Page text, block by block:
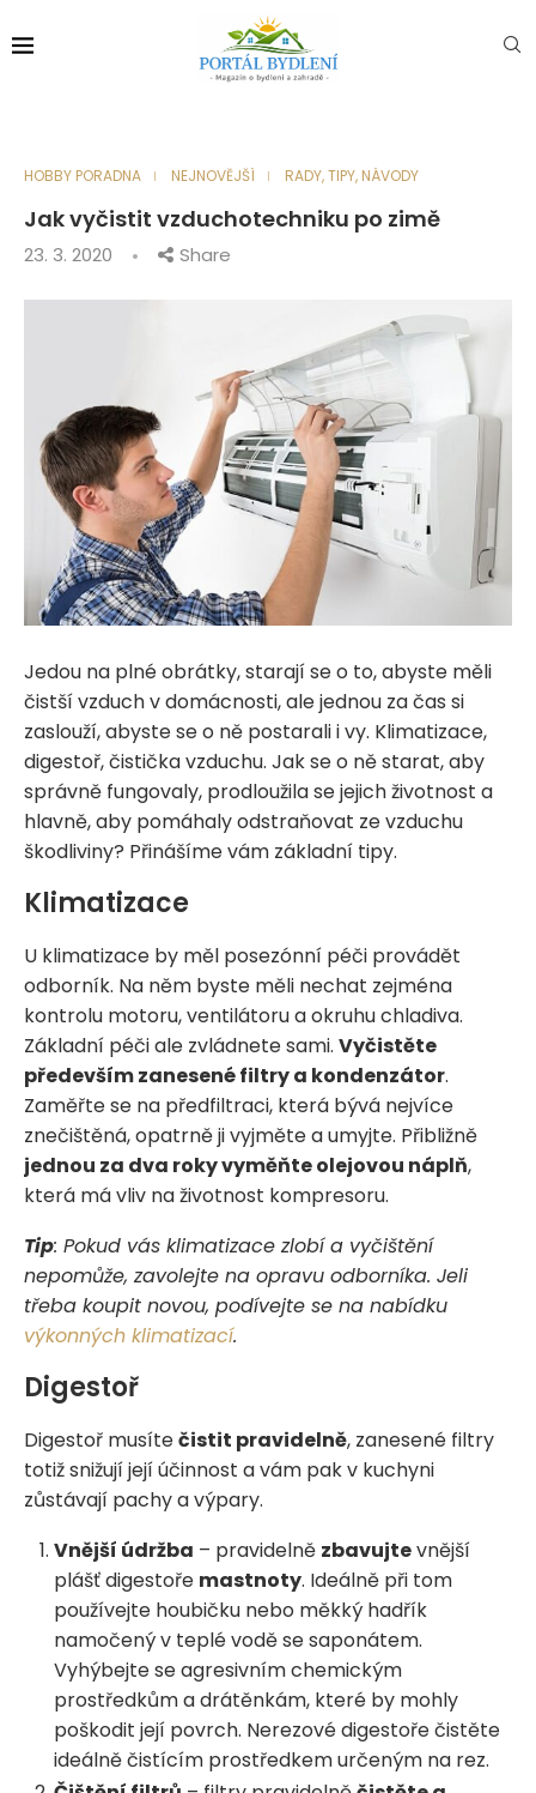
HOBBY PORADNA NEJNOVĚJŠÍ RADY, TIPY, NÁVODY
Jak vyčistit vzduchotechniku po zimě
23. 3. 2020 Share
Jedou na plné obrátky, starají se o to, abyste měli
čistší vzduch v domácnosti, ale jednou za čas si
zaslouží, abyste se o ně postarali i vy. Klimatizace,
digestoř, čistička vzduchu. Jak se o ně starat, aby
správně fungovaly, prodloužila se jejich životnost a
hlavně, aby pomáhaly odstraňovat ze vzduchu
škodliviny? Přinášíme vám základní tipy.
Klimatizace
U klimatizace by měl posezónní péči provádět
odborník. Na něm byste měli nechat zejména
kontrolu motoru, ventilátoru a okruhu chladiva.
Základní péči ale zvládnete sami. Vyčistěte
především zanesené filtry a kondenzátor.
Zaměřte se na předfiltraci, která bývá nejvíce
znečištěná, opatrně ji vyjměte a umyjte. Přibližně
jednou za dva roky vyměňte olejovou náplň,
která má vliv na životnost kompresoru.
Tip: Pokud vás klimatizace zlobí a vyčištění
nepomůže, zavolejte na opravu odborníka. Jeli
třeba koupit novou, podívejte se na nabídku
výkonných klimatizací.
Digestoř
Digestoř musítečistit pravidelně, zanesené filtry
totiž snižují její účinnost a vám pak v kuchyni
zůstávají pachy a výpary.
Vnější údržba – pravidelně zbavujtevnější
plášť digestoře mastnoty. Ideálně při tom
používejte houbičku nebo měkký hadřík
namočený v teplé vodě se saponátem.
Vyhýbejte se agresivním chemickým
prostředkům a drátěnkám, které by mohly
poškodit její povrch. Nerezové digestoře čistěte
ideálně čistícím prostředkem určeným na rez.